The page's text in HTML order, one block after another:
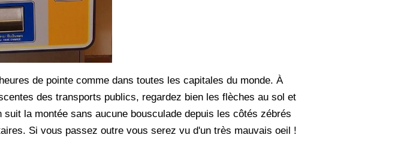
de pointe comme dans toutes les capitales du monde. À
des transports publics, regardez bien les flèches au sol et
la montée sans aucune bousculade depuis les côtés zébrés
Si vous passez outre vous serez vu d'un très mauvais oeil !